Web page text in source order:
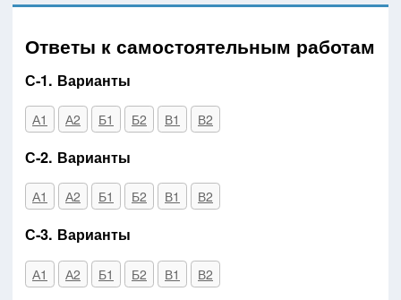
Ответы к самостоятельным работам
С-1. Варианты
А1 А2 Б1 Б2 В1 В2
С-2. Варианты
А1 А2 Б1 Б2 В1 В2
С-3. Варианты
А1 А2 Б1 Б2 В1 В2